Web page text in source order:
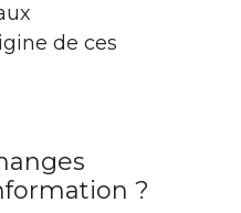
de ces
?